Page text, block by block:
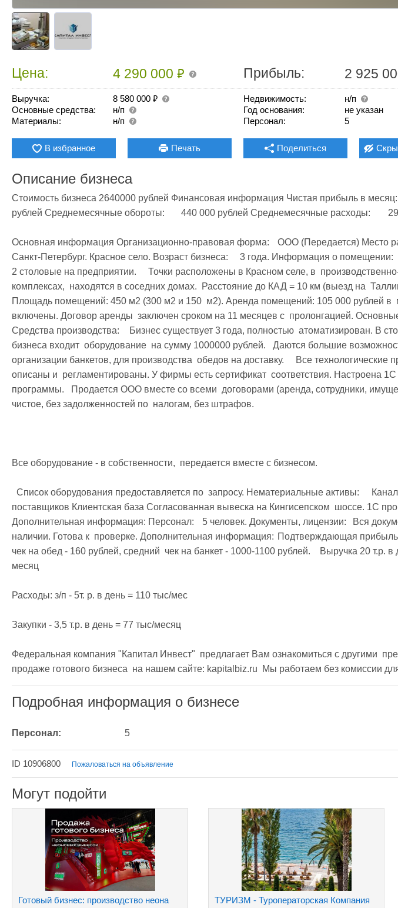
Цена: 4 290 000₽ Прибыль: 2 925
Выручка: 8 580 000₽
Основные средства:
н/п
Материалы:
н/п
Недвижимость:
н/п
Год основания:
не указан
Персонал:
5
В избранное Печать Поделиться
Описание бизнеса
Стоимость бизнеса 2640000 рублей Финансовая информация Чистая прибыль в месяц:	150 000
рублей Среднемесячные обороты:	440 000 рублей Среднемесячные расходы:	290 000 рублей
Основная информация Организационно-правовая форма:	 ООО (Передается) Место расположения:
Санкт-Петербург. Красное село. Возраст бизнеса:	 3 года. Информация о помещении:	 Продаются
2 столовые на предприятии.     Точки расположены в Красном селе, в
комплексах,  находятся в соседних домах.  Расстояние до КАД = 10 км (выезд на
Площадь помещений: 450 м2 (300 м2 и 150  м2). Аренда помещений: 105 000 рублей в
включены. Договор аренды  заключен сроком на 11 месяцев с  пролонгацией.
Средства производства:	  Бизнес существует 3 года, полностью  атоматизирован. В стоимость
бизнеса входит  оборудование  на сумму 1000000 рублей.   Даются большие
организации банкетов, для производства  обедов на доставку.     Все технологические
описаны и  регламентированы. У фирмы есть сертификат  соответствия. Настроена 1С
программы.   Продается ООО вместе со всеми  договорами (аренда, сотрудники,
чистое, без задолженностей по  налогам, без штрафов.
Все оборудование - в собственности,  передается вместе с бизнесом.
поставщиков Клиентская база Согласованная вывеска на Кингисепском  шоссе. 1С
Дополнительная информация: Персонал:	 5 человек. Документы, лицензии:	 Вся документация в
наличии. Готова к  проверке. Дополнительная информация:	 Подтверждающая прибыль.    Средний
чек на обед - 160 рублей, средний  чек на банкет - 1000-1100 рублей.    Выручка 20 т.р. в
месяц
Расходы: з/п - 5т. р. в день = 110 тыс/мес
Закупки - 3,5 т.р. в день = 77 тыс/месяц
Федеральная компания "Капитал Инвест"  предлагает Вам ознакомиться с другими
продаже готового бизнеса  на нашем сайте: kapitalbiz.ru  Мы работаем без комиссии
Подробная информация о бизнесе
Персонал: 5
ID 10906800 Пожаловаться на объявление
Могут подойти
Готовый бизнес: производство неона
ТУРИЗМ - Туроператорская Компания